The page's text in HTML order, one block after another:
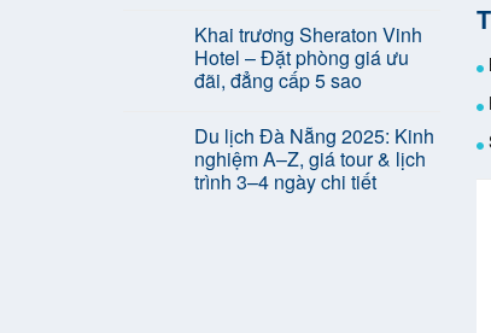
Bạc
Cập
Nhật
Thị
Trường
Lịch
Việt
Nam
Lịch
Cửa
Lò
2026:
Nghiệm
Đi
Cửa
Lò
Khai trương Sheraton Vinh
Hotel – Đặt phòng giá ưu
đãi, đẳng cấp 5 sao
Du lịch Đà Nẵng 2025: Kinh
nghiệm A–Z, giá tour & lịch
trình 3–4 ngày chi tiết